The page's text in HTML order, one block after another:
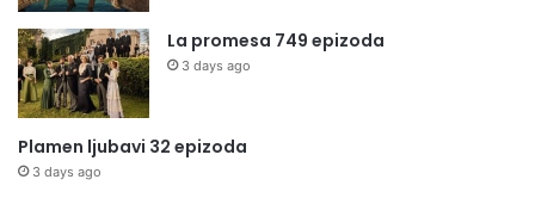
La promesa 749 epizoda
3 days ago
Plamen ljubavi 32 epizoda
3 days ago